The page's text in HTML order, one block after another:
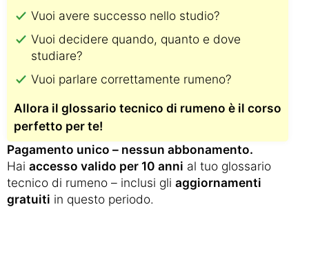
Vuoi avere successo nello studio?
Vuoi decidere quando, quanto e dove
studiare?
Vuoi parlare correttamente rumeno?
Allora il glossario tecnico di rumeno è il corso
perfetto per te!
Pagamento unico – nessun abbonamento.
Hai accesso valido per 10 anni al tuo glossario
tecnico di rumeno – inclusi gli aggiornamenti
gratuiti in questo periodo.